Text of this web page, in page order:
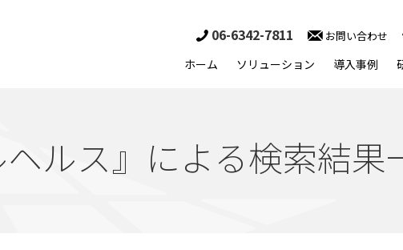
ホーム ソリューション 導入事例
06-6342-7811 お問い合わせ
ルス』による検索結果